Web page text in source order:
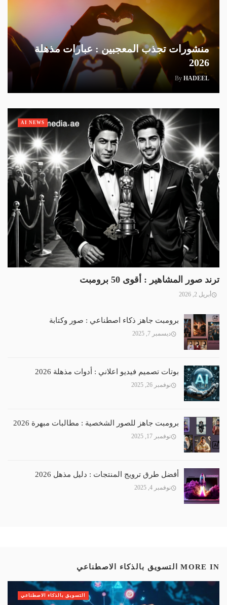
منشورات تجذب المعجبين : عبارات مذهلة
2026
By HADEEL
ترند صور المشاهير : أقوى 50 برومبت
أبريل 2, 2026
AI NEWS
برومبت جاهز ذكاء اصطناعي : صور وكتابة
ديسمبر 7, 2025
بوتات تصميم فيديو اعلاني : أدوات مذهلة 2026
نوفمبر 26, 2025
برومبت جاهز للصور الشخصية : مطالبات مبهرة 2026
نوفمبر 17, 2025
أفضل طرق ترويج المنتجات : دليل مذهل 2026
نوفمبر 4, 2025
MORE IN التسويق بالذكاء الاصطناعي
التسويق بالذكاء الاصطناعي